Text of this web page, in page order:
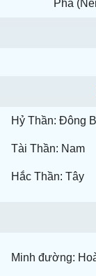
Phá
Hỷ Thần: Đông
Tài Thần: Nam
Hắc Thần: Tây
Minh đường: